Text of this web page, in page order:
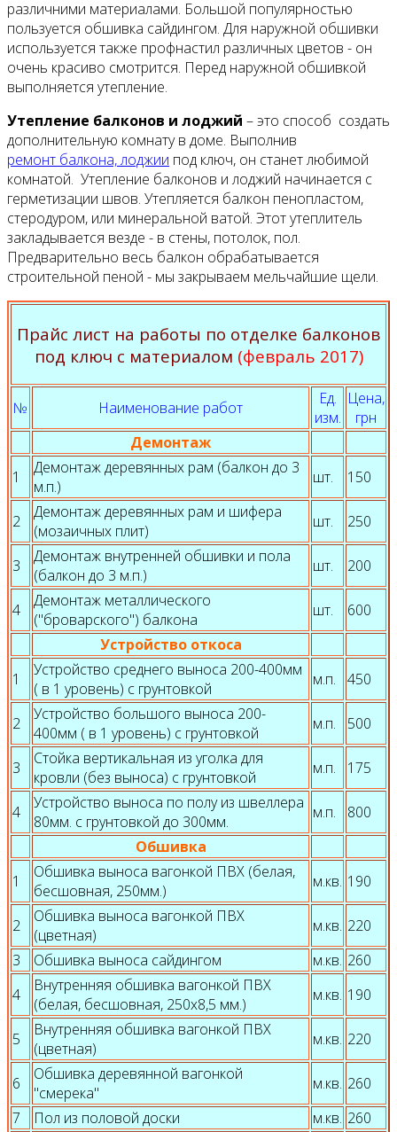
различними материалами. Большой популярностью
пользуется обшивка сайдингом. Для наружной обшивки
используется также профнастил различных цветов - он
очень красиво смотрится. Перед наружной обшивкой
выполняется утепление.
Утепление балконов и лоджий – это способ создать
дополнительную комнату в доме. Выполнив
ремонт балкона, лоджии под ключ, он станет любимой
комнатой. Утепление балконов и лоджий начинается с
герметизации швов. Утепляется балкон пенопластом,
стеродуром, или минеральной ватой. Этот утеплитель
закладывается везде - в стены, потолок, пол.
Предварительно весь балкон обрабатывается
строительной пеной - мы закрываем мельчайшие щели.
Прайс лист на работы по отделке балконов
под ключ с материалом (февраль 2017)
№ Наименование работ
Ед.
изм.
Цена,
грн
Демонтаж
1
Демонтаж деревянных рам (балкон до 3
м.п.)
шт. 150
2
Демонтаж деревянных рам и шифера
(мозаичных плит)
шт. 250
3
Демонтаж внутренней обшивки и пола
(балкон до 3 м.п.)
шт. 200
4
Демонтаж металлического
("броварского") балкона
шт.
600
Устройство откоса
1
Устройство среднего выноса 200-400мм
( в 1 уровень) с грунтовкой
м.п. 450
2
Устройство большого выноса 200-
400мм ( в 1 уровень) с грунтовкой
м.п. 500
3
Стойка вертикальная из уголка для
кровли (без выноса) с грунтовкой
м.п. 175
4
Устройство выноса по полу из швеллера
80мм. с грунтовкой до 300мм.
м.п.
800
Обшивка
1
Обшивка выноса вагонкой ПВХ (белая,
бесшовная, 250мм.)
м.кв. 190
2
Обшивка выноса вагонкой ПВХ
(цветная)
м.кв. 220
3
Обшивка выноса сайдингом м.кв. 260
4
Внутренняя обшивка вагонкой ПВХ
(белая, бесшовная, 250х8,5 мм.)
м.кв. 190
5
Внутренняя обшивка вагонкой ПВХ
(цветная)
м.кв. 220
6
Обшивка деревянной вагонкой
"смерека"
м.кв. 260
7
Пол из половой доски м.кв. 260